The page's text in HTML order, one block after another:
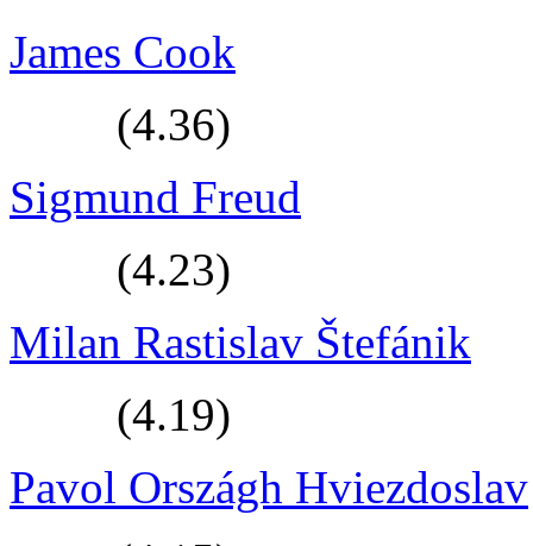
James Cook
(4.36)
Sigmund Freud
(4.23)
Milan Rastislav Štefánik
(4.19)
Pavol Országh Hviezdoslav